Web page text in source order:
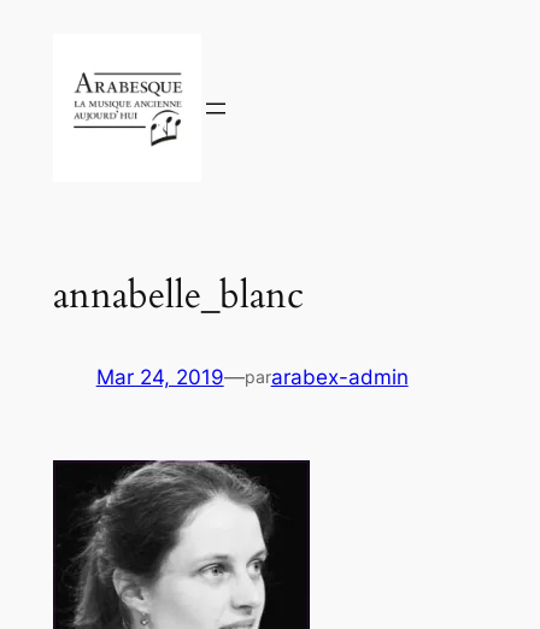
contenu
annabelle_blanc
Mar 24, 2019—pararabex-admin